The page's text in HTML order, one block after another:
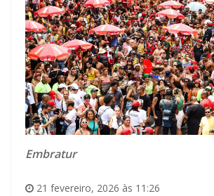
Embratur
21 fevereiro, 2026 às 11:26